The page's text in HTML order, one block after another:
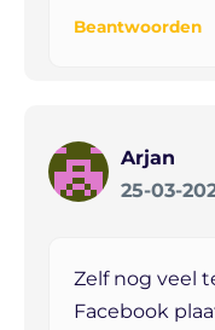
Beantwoorden
Arjan
25-03-
Zelf nog veel
Facebook